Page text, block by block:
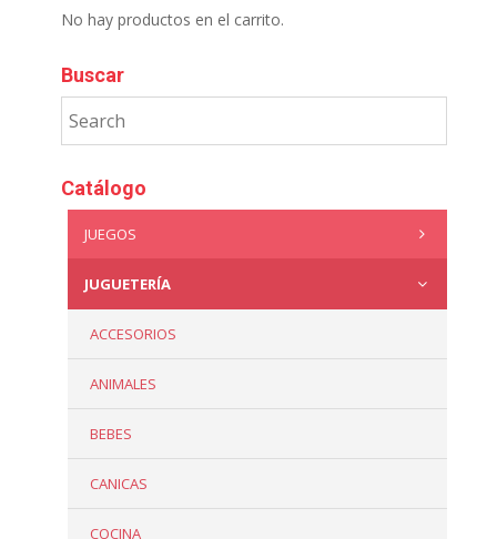
No hay productos en el carrito.
Buscar
Catálogo
JUEGOS
JUGUETERÍA
ACCESORIOS
ANIMALES
BEBES
CANICAS
COCINA